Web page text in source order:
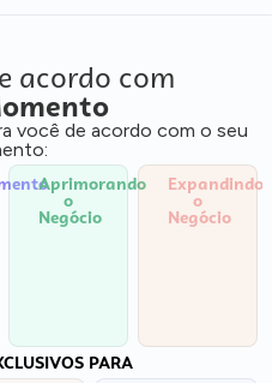
acordo com
você de acordo com o seu
Aprimorando
o
Negócio
Expandindo
o
Negócio
PARA